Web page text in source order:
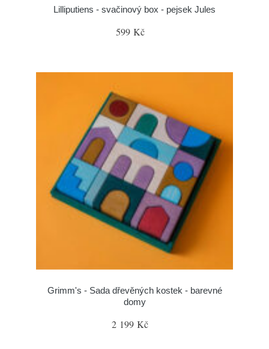
Lilliputiens - svačinový box - pejsek Jules
599 Kč
Grimm's - Sada dřevěných kostek - barevné
domy
2 199 Kč